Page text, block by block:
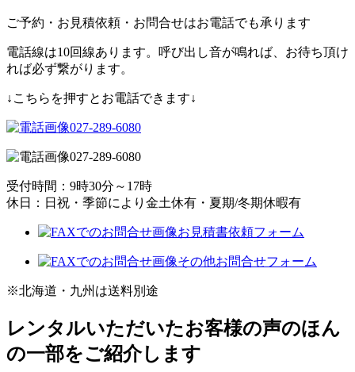
ご予約・お見積依頼・お問合せはお電話でも承ります
電話線は10回線あります。呼び出し音が鳴れば、お待ち頂け
れば必ず繋がります。
↓こちらを押すとお電話できます↓
027-289-6080
027-289-6080
受付時間：9時30分～17時
休日：日祝・季節により金土休有・夏期/冬期休暇有
お見積書依頼フォーム
その他お問合せフォーム
※北海道・九州は送料別途
レンタルいただいたお客様の声のほん
の一部をご紹介します